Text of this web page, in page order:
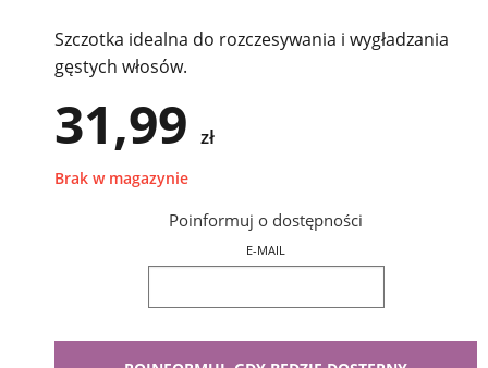
Szczotka idealna do rozczesywania i wygładzania
gęstych włosów.
31,99 zł
Brak w magazynie
Poinformuj o dostępności
E-MAIL